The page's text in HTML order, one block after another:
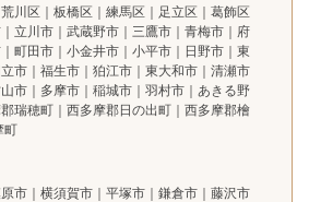
川区｜板橋区｜練馬区｜足立区｜葛飾区
立川市｜武蔵野市｜三鷹市｜青梅市｜府
町田市｜小金井市｜小平市｜日野市｜東
市｜福生市｜狛江市｜東大和市｜清瀬市
市｜多摩市｜稲城市｜羽村市｜あきる野
瑞穂町｜西多摩郡日の出町｜西多摩郡檜
町
市｜横須賀市｜平塚市｜鎌倉市｜藤沢市